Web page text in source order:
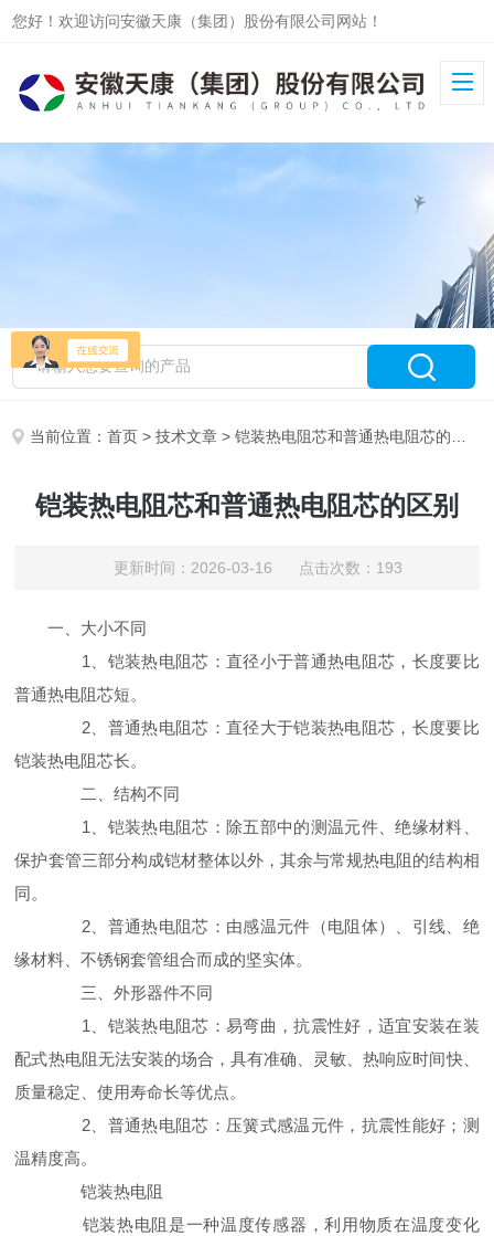
您好！欢迎访问安徽天康（集团）股份有限公司网站！
当前位置：首页 >技术文章 > 铠装热电阻芯和普通热电阻芯的区别
铠装热电阻芯和普通热电阻芯的区别
更新时间：2026-03-16 点击次数：193
一、大小不同
1、铠装热电阻芯：直径小于普通热电阻芯，长度要比
普通热电阻芯短。
2、普通热电阻芯：直径大于铠装热电阻芯，长度要比
铠装热电阻芯长。
二、结构不同
1、铠装热电阻芯：除五部中的测温元件、绝缘材料、
保护套管三部分构成铠材整体以外，其余与常规热电阻的结构相
同。
2、普通热电阻芯：由感温元件（电阻体）、引线、绝
缘材料、不锈钢套管组合而成的坚实体。
三、外形器件不同
1、铠装热电阻芯：易弯曲，抗震性好，适宜安装在装
配式热电阻无法安装的场合，具有准确、灵敏、热响应时间快、
质量稳定、使用寿命长等优点。
2、普通热电阻芯：压簧式感温元件，抗震性能好；测
温精度高。
铠装热电阻
铠装热电阻是一种温度传感器，利用物质在温度变化